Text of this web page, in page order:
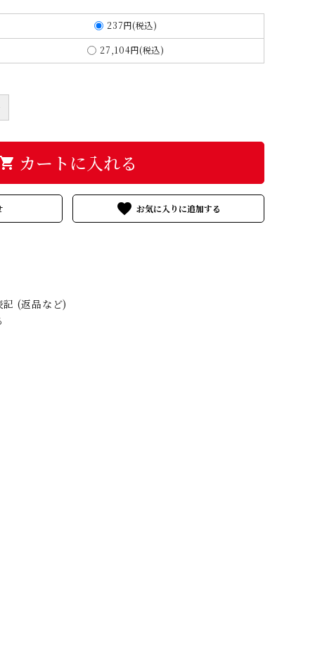
237円(税込)
27,104円(税込)
shopping_cart カートに入れる
favorite
記 (返品など)